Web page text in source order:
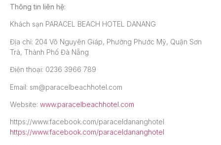
Thông tin liên hệ:
Khách sạn PARACEL BEACH HOTEL DANANG
Địa chỉ: 204 Võ Nguyên Giáp, Phường Phước Mỹ, Quận Sơn
Trà, Thành Phố Đà Nẵng
Điện thoại: 0236 3966 789
Email: sm@paracelbeachhotel.com
Website: www.paracelbeachhotel.com
https://www.facebook.com/paraceldananghotel
https://www.facebook.com/paraceldananghotel